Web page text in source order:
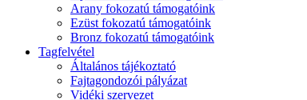
Arany fokozatú támogatóink
Ezüst fokozatú támogatóink
Bronz fokozatú támogatóink
Tagfelvétel
Általános tájékoztató
Fajtagondozói pályázat
Vidéki szervezet